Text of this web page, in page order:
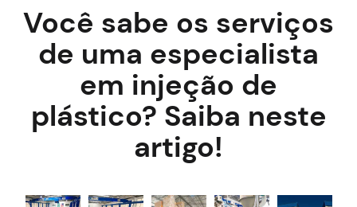
Você sabe os serviços
de uma especialista
em injeção de
plástico? Saiba neste
artigo!